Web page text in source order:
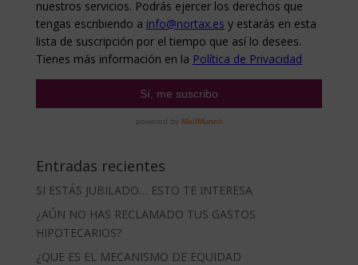
Entradas recientes
SI ESTÁS JUBILADO… ESTO TE INTERESA
¿AÚN NO HAS RECLAMADO TUS GASTOS
HIPOTECARIOS?
¿QUE ES EL MECANISMO DE EQUIDAD